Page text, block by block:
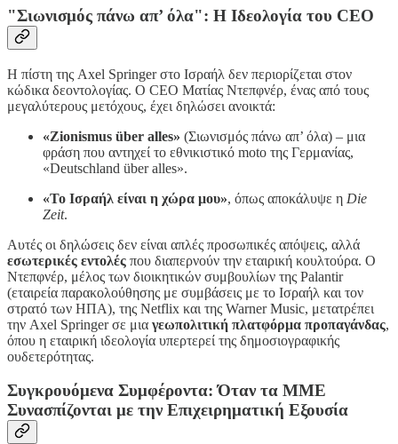
"Σιωνισμός πάνω απ’ όλα": Η Ιδεολογία του CEO
Η πίστη της Axel Springer στο Ισραήλ δεν περιορίζεται στον
κώδικα δεοντολογίας. Ο CEO Ματίας Ντεπφνέρ, ένας από τους
μεγαλύτερους μετόχους, έχει δηλώσει ανοικτά:
«Zionismus über alles» (Σιωνισμός πάνω απ’ όλα) – μια
φράση που αντηχεί το εθνικιστικό moto της Γερμανίας,
«Deutschland über alles».
«Το Ισραήλ είναι η χώρα μου», όπως αποκάλυψε η Die
Zeit.
Αυτές οι δηλώσεις δεν είναι απλές προσωπικές απόψεις, αλλά
εσωτερικές εντολές που διαπερνούν την εταιρική κουλτούρα. Ο
Ντεπφνέρ, μέλος των διοικητικών συμβουλίων της Palantir
(εταιρεία παρακολούθησης με συμβάσεις με το Ισραήλ και τον
στρατό των ΗΠΑ), της Netflix και της Warner Music, μετατρέπει
την Axel Springer σε μια γεωπολιτική πλατφόρμα προπαγάνδας,
όπου η εταιρική ιδεολογία υπερτερεί της δημοσιογραφικής
ουδετερότητας.
Συγκρουόμενα Συμφέροντα: Όταν τα ΜΜΕ
Συνασπίζονται με την Επιχειρηματική Εξουσία